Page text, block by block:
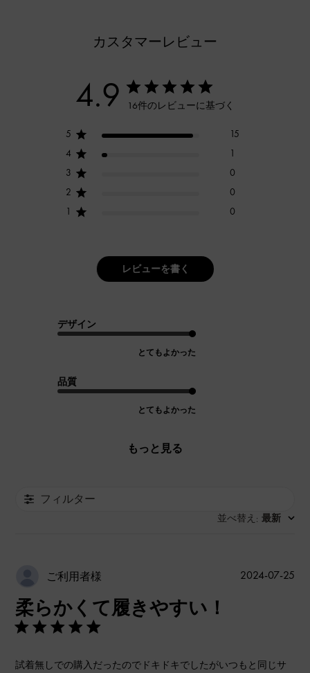
カスタマーレビュー
4.9 16件のレビューに基づく
5
15
4
1
3
0
2
0
1
0
レビューを書く
デザイン
とてもよかった
品質
とてもよかった
もっと見る
フィルター
並べ替え : 最新
ご利用者様
柔らかくて履きやすい！
試着無しでの購入だったのでドキドキでしたがいつもと同じサ
公
2024-07-25